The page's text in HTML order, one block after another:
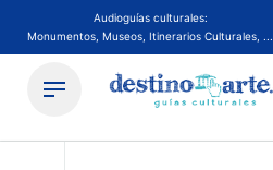
Audioguías culturales:
Monumentos, Museos, Itinerarios Culturales, ...